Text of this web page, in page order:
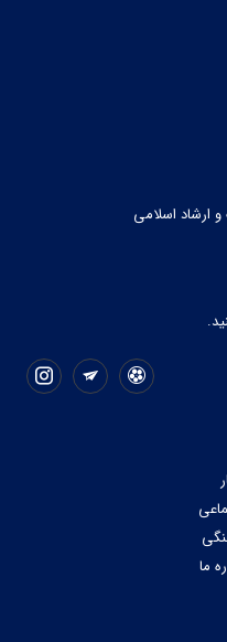
ارشاد اسلامی
ما